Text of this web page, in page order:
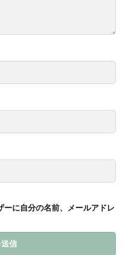
ーに自分の名前、メールアドレ